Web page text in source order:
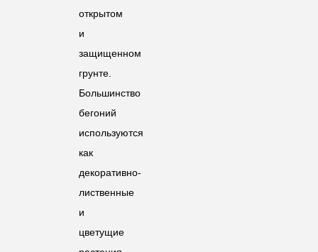
открытом
и
защищенном
грунте.
Большинство
бегоний
используются
как
декоративно-
лиственные
и
цветущие